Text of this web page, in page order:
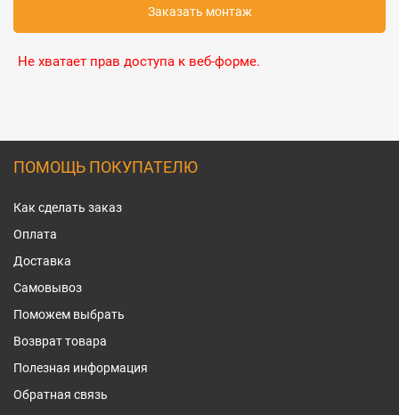
Заказать монтаж
Не хватает прав доступа к веб-форме.
ПОМОЩЬ ПОКУПАТЕЛЮ
Как сделать заказ
Оплата
Доставка
Самовывоз
Поможем выбрать
Возврат товара
Полезная информация
Обратная связь